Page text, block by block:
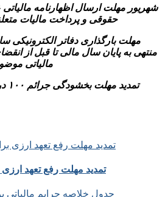
حقوقی و پرداخت مالیات
منتهی به پایان سال مالی تا قبل از
مالیاتی موضوع مواد
تمدید مهلت رفع تعهد ارزی